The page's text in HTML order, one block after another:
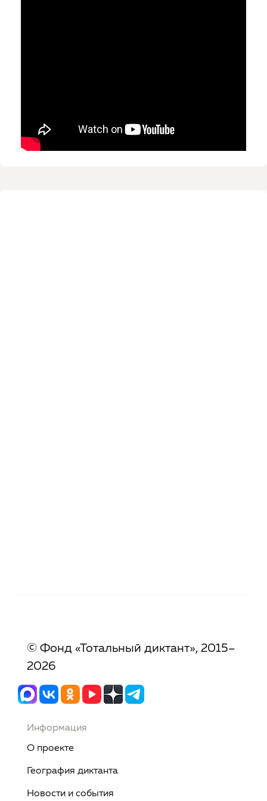
© Фонд «Тотальный диктант», 2015–
2026
Информация
О проекте
География диктанта
Новости и события